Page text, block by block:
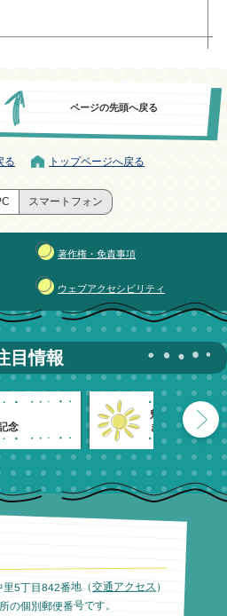
ページの先頭へ戻る
る トップページへ戻る
スマートフォン
著作権・免責事項
ウェブアクセシビリティ
目情報
念
魅力発信！
きよせのーと。
5丁目842番地（交通アクセス ）
個別郵便番号です。